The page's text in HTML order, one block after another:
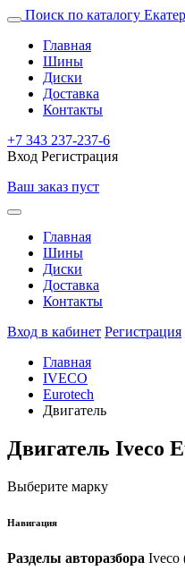
Поиск по каталогу
Главная
Шины
Диски
Доставка
Контакты
+7 343 237-237-6
Вход Регистрация
Ваш заказ пуст
Главная
Шины
Диски
Доставка
Контакты
Вход в кабинет Регистрация
Главная
IVECO
Eurotech
Двигатель
Двигатель Iveco
Выберите марку
Навигация
Разделы авторазбора Iveco